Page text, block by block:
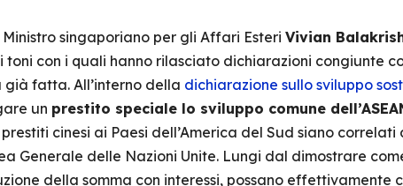
singaporiano per gli Affari Esteri Vivian
toni con i quali hanno rilasciato dichiarazioni congiunte
fatta. All’interno della dichiarazione sullo sviluppo
un prestito speciale lo sviluppo comune
cinesi ai Paesi dell’America del Sud siano
Generale delle Nazioni Unite. Lungi dal dimostrare
della somma con interessi, possano effettivamente